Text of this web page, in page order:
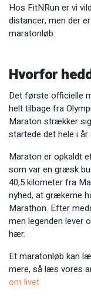
Hos FitNRun er vi
distancer, men der
maratonløb.
Hvorfor
Det første officielle
helt tilbage fra
Maraton strækker
startede det hele i år
Maraton er opkaldt
som var en græsk
40,5 kilometer fra
nyhed, at grækerne
Marathon. Efter
men legenden lever
hær.
Et maratonløb kan
mere, så læs vores
om livet